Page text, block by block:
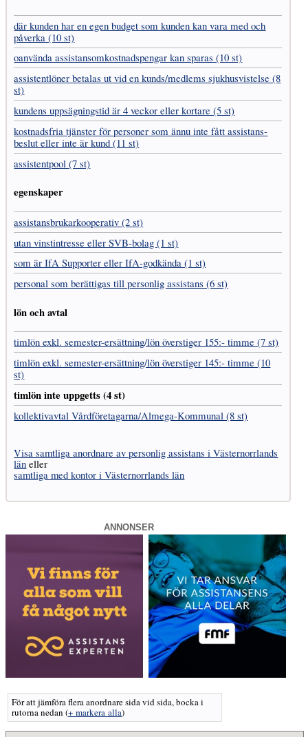
där kunden har en egen budget som kunden kan vara med och
påverka (10 st)
oanvända assistans­omkostnads­pengar kan sparas (10 st)
assistent­löner betalas ut vid en kunds/medlems sjukhus­vistelse (8
st)
kundens uppsägnings­tid är 4 veckor eller kortare (5 st)
kostnads­fria tjänster för personer som ännu inte fått assistans­
beslut eller inte är kund (11 st)
assistentpool (7 st)
egenskaper
assistans­brukar­kooperativ (2 st)
utan vinst­intresse eller SVB-bolag (1 st)
som är IfA Supporter eller IfA-godkända (1 st)
personal som berättigas till personlig assistans (6 st)
lön och avtal
timlön exkl. semester-ersättning/lön överstiger 155:- timme (7 st)
timlön exkl. semester-ersättning/lön överstiger 145:- timme (10
st)
timlön inte uppgetts (4 st)
kollektivavtal Vård­företagarna­/­Almega-Kommunal (8 st)
Visa samtliga anordnare av personlig assistans i Västernorrlands
län eller
samtliga med kontor i Västernorrlands län
ANNONSER
För att jämföra flera anordnare sida vid sida, bocka i
rutorna nedan(+ markera alla)